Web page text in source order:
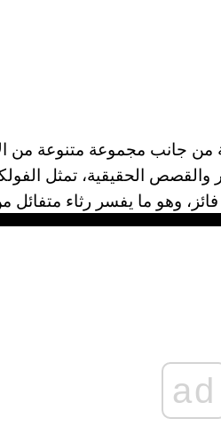
جانب مجموعة متنوعة من
والقصص الحقيقية، تمثل
وهو ما يفسر رثاء متفائل
ad